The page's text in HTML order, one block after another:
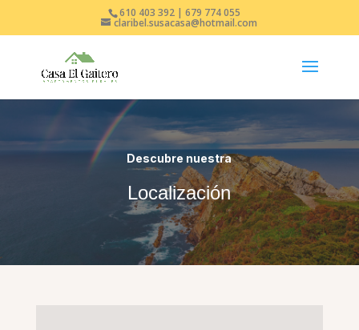
610 403 392 | 679 774 055
claribel.susacasa@hotmail.com
Descubre nuestra
Localización